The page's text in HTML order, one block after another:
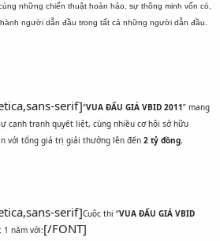
những chiến thuật hoàn hảo, sự thông minh vốn có,
người dẫn đầu trong tất cả những người dẫn đầu.
serif]“VUA ĐẤU GIÁ VBID 2011” mang
cạnh tranh quyết liệt, cùng nhiều cơ hội sở hữu
với tổng giá trị giải thưởng lên đến 2 tỷ đồng.
serif]Cuộc thi “VUA ĐẤU GIÁ VBID
1 năm với:[/FONT]